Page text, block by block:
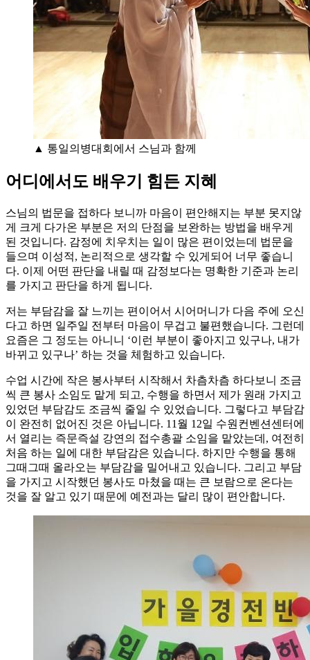
▲ 통일의병대회에서 스님과 함께
어디에서도 배우기 힘든 지혜
스님의 법문을 접하다 보니까 마음이 편안해지는 부분 못지않
게 크게 다가온 부분은 저의 단점을 보완하는 방법을 배우게
된 것입니다. 감정에 치우치는 일이 많은 편이었는데 법문을
들으며 이성적, 논리적으로 생각할 수 있게되어 너무 좋습니
다. 이제 어떤 판단을 내릴 때 감정보다는 명확한 기준과 논리
를 가지고 판단을 하게 됩니다.
저는 부담감을 잘 느끼는 편이어서 시어머니가 다음 주에 오신
다고 하면 일주일 전부터 마음이 무겁고 불편했습니다. 그런데
요즘은 그 정도는 아니니 ‘이런 부분이 좋아지고 있구나, 내가
바뀌고 있구나’ 하는 것을 체험하고 있습니다.
수업 시간에 작은 봉사부터 시작해서 차츰차츰 하다보니 조금
씩 큰 봉사 소임도 맡게 되고, 수행을 하면서 제가 원래 가지고
있었던 부담감도 조금씩 줄일 수 있었습니다. 그렇다고 부담감
이 완전히 없어진 것은 아닙니다. 11월 12일 수원컨벤션센터에
서 열리는 즉문즉설 강연의 접수총괄 소임을 맡았는데, 여전히
처음 하는 일에 대한 부담감은 있습니다. 하지만 수행을 통해
그때그때 올라오는 부담감을 밀어내고 있습니다. 그리고 부담
을 가지고 시작했던 봉사도 마쳤을 때는 큰 보람으로 온다는
것을 잘 알고 있기 때문에 예전과는 달리 많이 편안합니다.